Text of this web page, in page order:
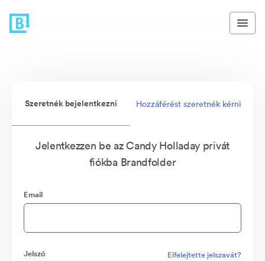
Szeretnék bejelentkezni Hozzáférést szeretnék kérni
Jelentkezzen be az Candy Holladay privát
fiókba Brandfolder
Email
Jelszó Elfelejtette jelszavát?